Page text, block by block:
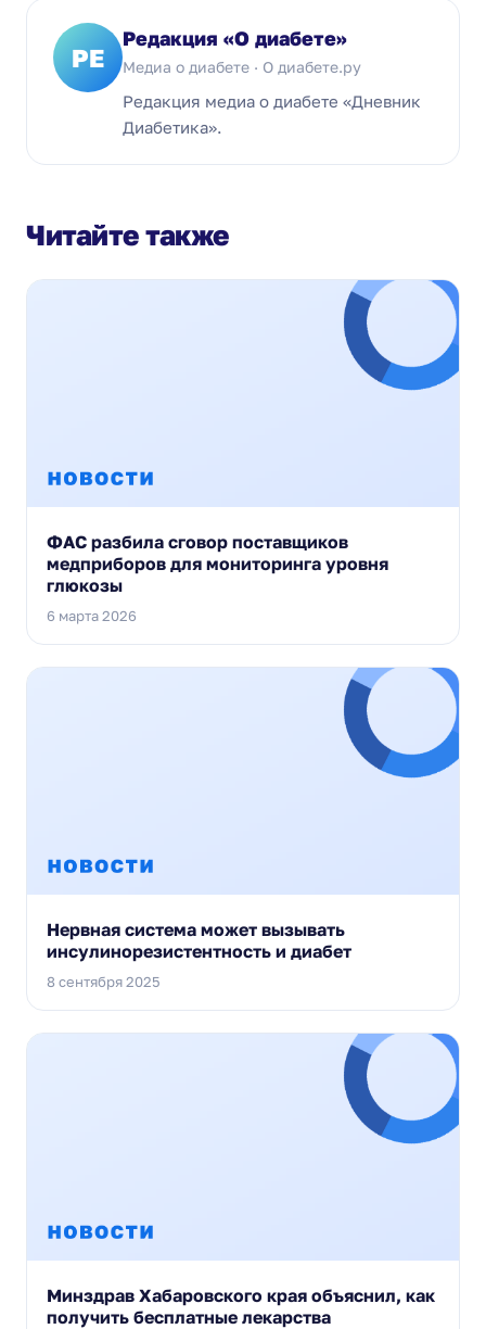
РЕ
Редакция «О диабете»
Медиа о диабете · О диабете.ру
Редакция медиа о диабете «Дневник
Диабетика».
Читайте также
ФАС разбила сговор поставщиков
медприборов для мониторинга уровня
глюкозы
6 марта 2026
Нервная система может вызывать
инсулинорезистентность и диабет
8 сентября 2025
Минздрав Хабаровского края объяснил, как
получить бесплатные лекарства